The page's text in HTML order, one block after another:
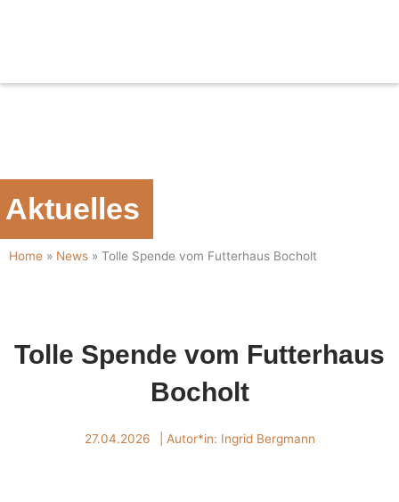
Aktuelles
Home » News » Tolle Spende vom Futterhaus Bocholt
Tolle Spende vom Futterhaus
Bocholt
27.04.2026 | Autor*in: Ingrid Bergmann